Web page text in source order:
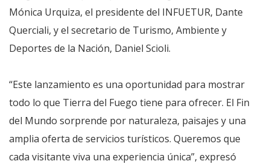
Mónica Urquiza, el presidente del INFUETUR, Dante
Querciali, y el secretario de Turismo, Ambiente y
Deportes de la Nación, Daniel Scioli.
“Este lanzamiento es una oportunidad para mostrar
todo lo que Tierra del Fuego tiene para ofrecer. El Fin
del Mundo sorprende por naturaleza, paisajes y una
amplia oferta de servicios turísticos. Queremos que
cada visitante viva una experiencia única”, expresó